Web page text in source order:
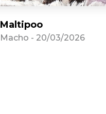
Maltipoo
Macho - 20/03/2026